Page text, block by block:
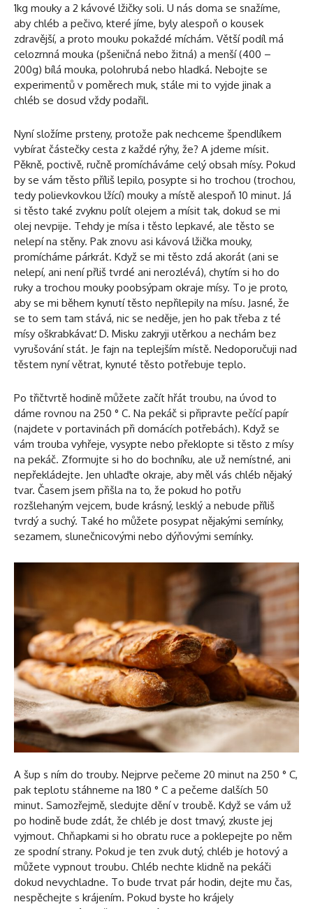
1kg mouky a 2 kávové lžičky soli. U nás doma se snažíme,
aby chléb a pečivo, které jíme, byly alespoň o kousek
zdravější, a proto mouku pokaždé míchám. Větší podíl má
celozrnná mouka (pšeničná nebo žitná) a menší (400 –
200g) bílá mouka, polohrubá nebo hladká. Nebojte se
experimentů v poměrech muk, stále mi to vyjde jinak a
chléb se dosud vždy podařil.
Nyní složíme prsteny, protože pak nechceme špendlíkem
vybírat částečky cesta z každé rýhy, že? A jdeme mísit.
Pěkně, poctivě, ručně promícháváme celý obsah mísy. Pokud
by se vám těsto příliš lepilo, posypte si ho trochou (trochou,
tedy polievkovkou lžící) mouky a místě alespoň 10 minut. Já
si těsto také zvyknu polít olejem a mísit tak, dokud se mi
olej nevpije. Tehdy je mísa i těsto lepkavé, ale těsto se
nelepí na stěny. Pak znovu asi kávová lžička mouky,
promícháme párkrát. Když se mi těsto zdá akorát (ani se
nelepí, ani není přliš tvrdé ani nerozlévá), chytím si ho do
ruky a trochou mouky poobsýpam okraje mísy. To je proto,
aby se mi během kynutí těsto nepřilepily na mísu. Jasné, že
se to sem tam stává, nic se neděje, jen ho pak třeba z té
mísy oškrabkávať: D. Misku zakryji utěrkou a nechám bez
vyrušování stát. Je fajn na teplejším místě. Nedoporučuji nad
těstem nyní větrat, kynuté těsto potřebuje teplo.
Po třičtvrtě hodině můžete začít hřát troubu, na úvod to
dáme rovnou na 250 ° C. Na pekáč si připravte pečící papír
(najdete v portavinách při domácích potřebách). Když se
vám trouba vyhřeje, vysypte nebo překlopte si těsto z mísy
na pekáč. Zformujte si ho do bochníku, ale už nemístné, ani
nepřekládejte. Jen uhlaďte okraje, aby měl vás chléb nějaký
tvar. Časem jsem přišla na to, že pokud ho potřu
rozšlehaným vejcem, bude krásný, lesklý a nebude příliš
tvrdý a suchý. Také ho můžete posypat nějakými semínky,
sezamem, slunečnicovými nebo dýňovými semínky.
A šup s ním do trouby. Nejprve pečeme 20 minut na 250 ° C,
pak teplotu stáhneme na 180 ° C a pečeme dalších 50
minut. Samozřejmě, sledujte dění v troubě. Když se vám už
po hodině bude zdát, že chléb je dost tmavý, zkuste jej
vyjmout. Chňapkami si ho obratu ruce a poklepejte po něm
ze spodní strany. Pokud je ten zvuk dutý, chléb je hotový a
můžete vypnout troubu. Chléb nechte klidně na pekáči
dokud nevychladne. To bude trvat pár hodin, dejte mu čas,
nespěchejte s krájením. Pokud byste ho krájely